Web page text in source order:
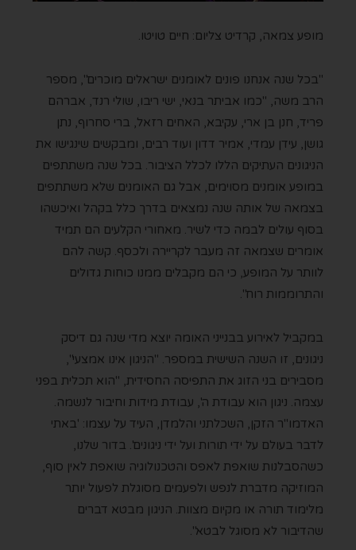
מופע צמאה, קרדיט צליום: חיים טויטו.
"בכל שנה אנחנו פונים לאומנים ישראלים מוכרים", מספר
הרב משה, "כמו אביתר בנאי, ישי ריבו, שולי רנד, אברהם
פריד, חנן בן ארי, עקיבא, האחים רזאל, ברי סחרוף, נתן
גושן, עידן עמדי, אמיר דדון ועוד רבים, ומבקשים שינגישו את
הניגונים העתיקים הללו לכלל הציבור. בכל שנה משתתפים
במופע אומנים מסוימים, אבל גם האומנים שלא משתתפים
בצמאה של אותה שנה נמצאים בדרך כלל בקהל ואיכשהו
בסוף עולים לבמה כדי לשיר. מאחורי הקלעים הם תמיד
אומרים שצמאה זה מעבר לקריירה ולכסף. קשה להם
לוותר על המופע, כי הם מקבלים ממנו כוחות גדולים
והתרוממות רוח".
במקביל לאירוע בבנייני האומה יוצא מדי שנה גם דיסק
ניגונים, זו השנה השישית במספר. "הניגון אינו אמצעי",
מסבירים בני הזוג את התפיסה החסידית, "הוא תכלית בפני
עצמה. ניגון הוא עבודת ה', עבודת מידות וחיבור לנשמה.
האדמו"ר הזקן, השכלתני והלמדן, העיד על עצמו: 'באתי
לדבר בעולם על ידי תורות ועל ידי ניגונים'. בדור שלנו,
כשהסבלנות שואפת לאפס והטכנולוגיה שואפת לאין סוף,
המוזיקה מדברת לנפש ולפעמים מסוגלת לפעול יותר
מלימוד תורה או מקיום מצוות. הניגון מבטא דברים
שהדיבור לא מסוגל לבטא".